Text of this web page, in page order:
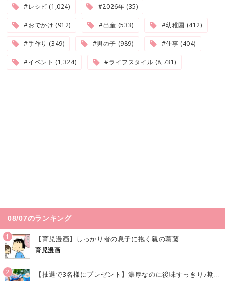
#レシピ (1,024) #2026年 (35)
#おでかけ (912) #出産 (533) #幼稚園 (412)
#手作り (349) #男の子 (989) #仕事 (404)
#イベント (1,324) #ライフスタイル (8,731)
08/07のランキング
1 【育児漫画】しっかり者の息子に抱く親の葛藤
育児漫画
2 【抽選で3名様にプレゼント】濃厚なのに後味すっきり♪期間限定の「メイトーのなめらかプリン カルピス®入りソース」で夏を味わおう！